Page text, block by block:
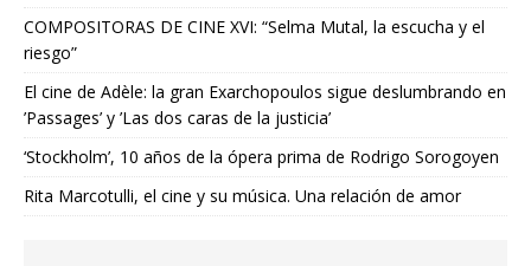
COMPOSITORAS DE CINE XVI: “Selma Mutal, la escucha y el
riesgo”
El cine de Adèle: la gran Exarchopoulos sigue deslumbrando en
’Passages’ y ’Las dos caras de la justicia’
‘Stockholm’, 10 años de la ópera prima de Rodrigo Sorogoyen
Rita Marcotulli, el cine y su música. Una relación de amor